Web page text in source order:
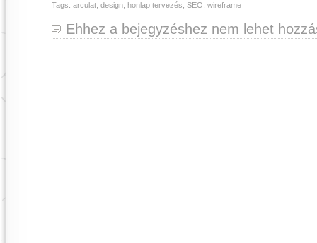
Tags: arculat design honlap tervezés SEO wireframe
Ehhez a bejegyzéshez nem lehet